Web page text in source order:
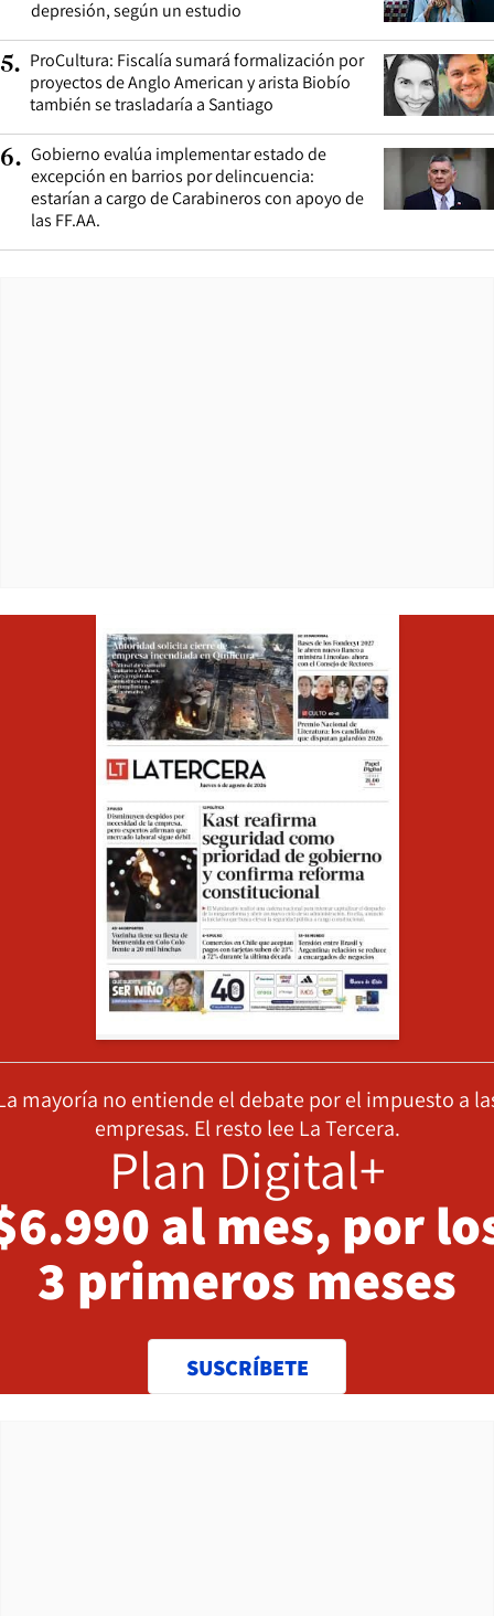
depresión, según un estudio
5. ProCultura: Fiscalía sumará formalización por
proyectos de Anglo American y arista Biobío
también se trasladaría a Santiago
6. Gobierno evalúa implementar estado de
excepción en barrios por delincuencia:
estarían a cargo de Carabineros con apoyo de
las FF.AA.
mayoría no entiende el debate por el impuesto a
empresas. El resto lee La Tercera.
Plan Digital+
al mes, por
3 primeros meses
SUSCRÍBETE